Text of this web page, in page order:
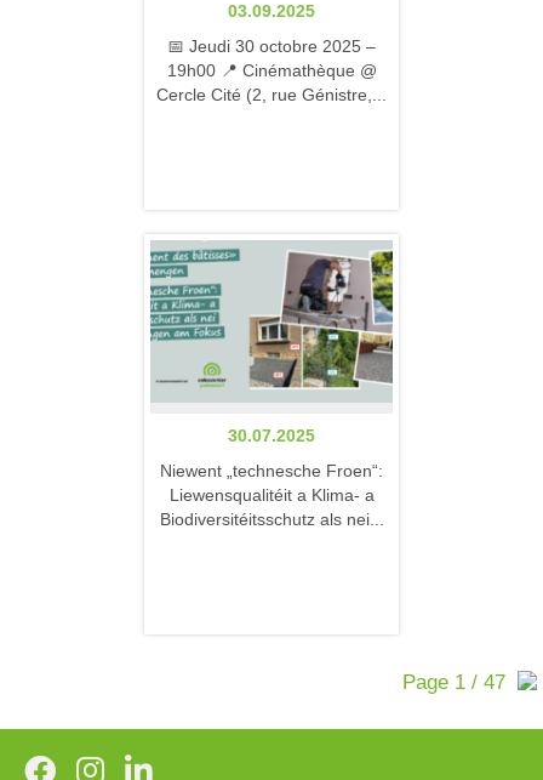
03.09.2025
📅 Jeudi 30 octobre 2025 –
19h00 📍 Cinémathèque @
Cercle Cité (2, rue Génistre,...
30.07.2025
Niewent „technesche Froen“:
Liewensqualitéit a Klima- a
Biodiversitéitsschutz als nei...
Page 1 / 47